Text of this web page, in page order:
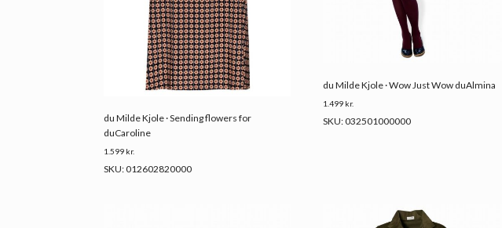
du Milde Kjole · Sending flowers for
duCaroline
1.599 kr.
SKU: 012602820000
du Milde Kjole · Wow Just Wow duAlmina
1.499 kr.
SKU: 032501000000